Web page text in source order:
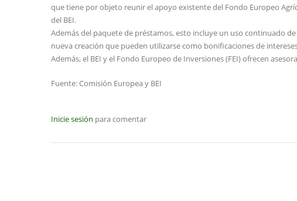
que tiene por objeto reunir el apoyo existente del Fondo Europeo
del BEI.
Además del paquete de préstamos, esto incluye un uso continuado
nueva creación que pueden utilizarse como bonificaciones de
Además, el BEI y el Fondo Europeo de Inversiones (FEI) ofrecen
Fuente: Comisión Europea y BEI
Inicie sesión para comentar